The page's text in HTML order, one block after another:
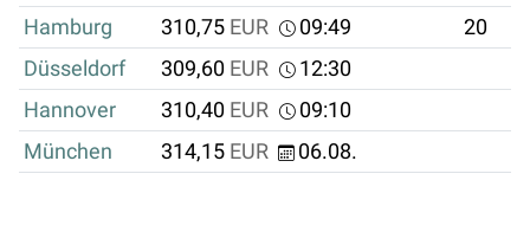
Hamburg
310,75 EUR 09:49
20
Düsseldorf
309,60 EUR
12:30
Hannover
310,40 EUR
09:10
München
314,15 EUR 06.08.